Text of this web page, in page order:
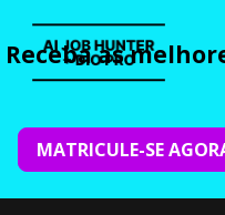
Receba as
MATRICULE-SE